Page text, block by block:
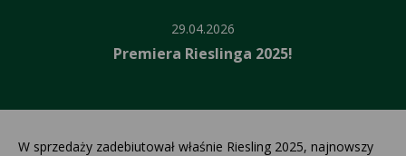
29.04.2026
Premiera Rieslinga 2025!
W sprzedaży zadebiutował właśnie Riesling 2025, najnowszy